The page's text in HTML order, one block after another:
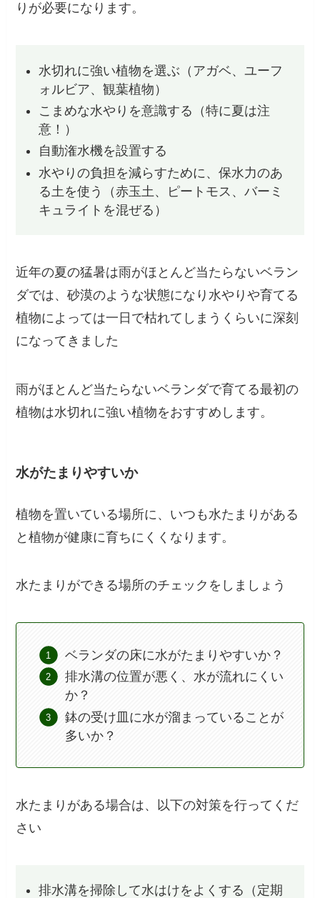
りが必要になります。
水切れに強い植物を選ぶ（アガベ、ユーフ
ォルビア、観葉植物）
こまめな水やりを意識する（特に夏は注
意！）
自動潅水機を設置する
水やりの負担を減らすために、保水力のあ
る土を使う（赤玉土、ピートモス、バーミ
キュライトを混ぜる）
近年の夏の猛暑は雨がほとんど当たらないベラン
ダでは、砂漠のような状態になり水やりや育てる
植物によっては一日で枯れてしまうくらいに深刻
になってきました
雨がほとんど当たらないベランダで育てる最初の
植物は水切れに強い植物をおすすめします。
水がたまりやすいか
植物を置いている場所に、いつも水たまりがある
と植物が健康に育ちにくくなります。
水たまりができる場所のチェックをしましょう
ベランダの床に水がたまりやすいか？
排水溝の位置が悪く、水が流れにくい
か？
鉢の受け皿に水が溜まっていることが
多いか？
水たまりがある場合は、以下の対策を行ってくだ
さい
排水溝を掃除して水はけをよくする（定期